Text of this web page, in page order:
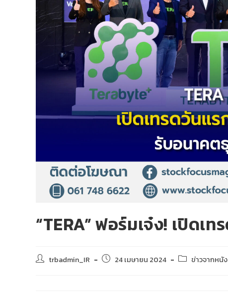
“TERA” ฟอร์มเจ๋ง! เปิดเ
trbadmin_IR 24 เมษายน 2024 ข่าวจากห